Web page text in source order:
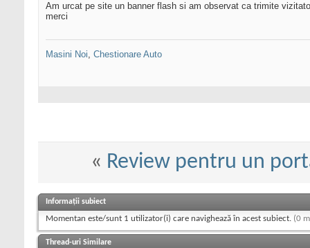
Am urcat pe site un banner flash si am observat ca trimite
merci
Masini Noi, Chestionare Auto
« Review pentru un
Informații subiect
Momentan este/sunt 1 utilizator(i) care navighează în acest subiect. (0
Thread-uri Similare